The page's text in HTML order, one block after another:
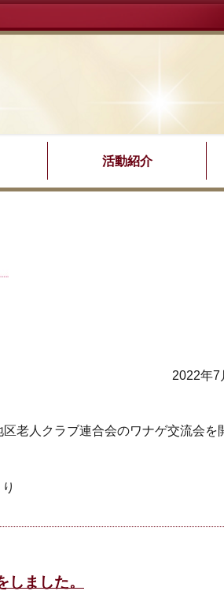
活動紹介
2022年7
老人クラブ連合会のワナゲ交流会を
ました。